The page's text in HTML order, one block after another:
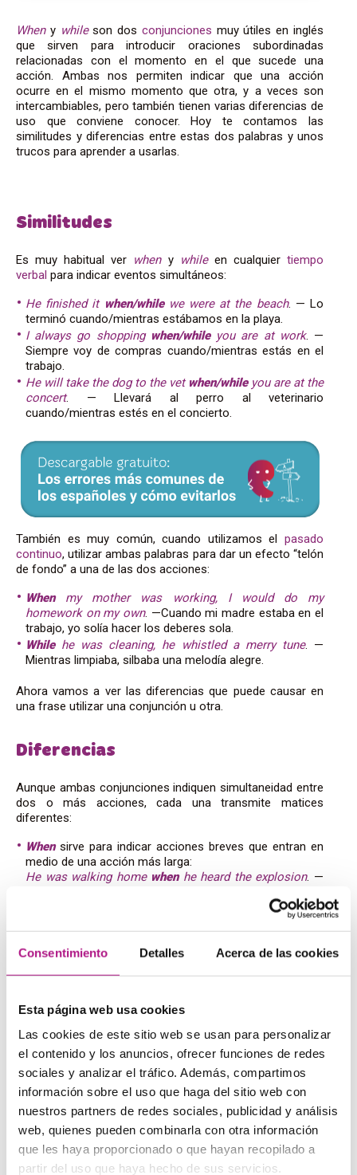
Consentimiento Detalles Acerca de las cookies
Esta página web usa cookies
Las cookies de este sitio web se usan para personalizar
el contenido y los anuncios, ofrecer funciones de redes
sociales y analizar el tráfico. Además, compartimos
información sobre el uso que haga del sitio web con
nuestros partners de redes sociales, publicidad y análisis
web, quienes pueden combinarla con otra información
que les haya proporcionado o que hayan recopilado a
partir del uso que haya hecho de sus servicios.
When y whileson dos conjunciones muy útiles en inglés
que sirven para introducir oraciones subordinadas
relacionadas con el momento en el que sucede una
acción. Ambas nos permiten indicar que una acción
ocurre en el mismo momento que otra, y a veces son
intercambiables, pero también tienen varias diferencias de
uso que conviene conocer. Hoy te contamos las
similitudes y diferencias entre estas dos palabras y unos
trucos para aprender a usarlas.
Similitudes
Es muy habitual ver when y whileen cualquiertiempo
verbal para indicar eventos simultáneos:
He finished it when/whilewe were at the beach. — Lo
terminó cuando/mientras estábamos en la playa.
I always go shopping when/whileyou are at work. —
Siempre voy de compras cuando/mientras estás en el
trabajo.
He will take the dog to the vet when/whileyou are at the
concert. — Llevará al perro al veterinario
cuando/mientras estés en el concierto.
También es muy común, cuando utilizamos el pasado
continuo, utilizar ambas palabras para dar un efecto “telón
de fondo” a una de las dos acciones:
Whenmy mother was working, I would do my
homework on my own. —Cuando mi madre estaba en el
trabajo, yo solía hacer los deberes sola.
Whilehe was cleaning, he whistled a merry tune. —
Mientras limpiaba, silbaba una melodía alegre.
Ahora vamos a ver las diferencias que puede causar en
una frase utilizar una conjunción u otra.
Diferencias
Aunque ambas conjunciones indiquen simultaneidad entre
dos o más acciones, cada una transmite matices
diferentes:
Whensirve para indicar acciones breves que entran en
medio de una acción más larga:
He was walking home whenhe heard the explosion. —
sirve para indicar acciones más largas que se
heist. — Estaba caminando hacia su casa mientras los
while: indicar una sucesión de acciones:
. — Cuando veas la
señal, gira a la derecha.
Please clean the ovenwhenit’s dirty. — Limpia el horno
cuando esté sucio.
Cómo utilizarlas
Por último, vamos a darte un par de
para ayudarte